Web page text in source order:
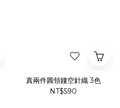
真兩件圓領鏤空針織 3色
NT$590